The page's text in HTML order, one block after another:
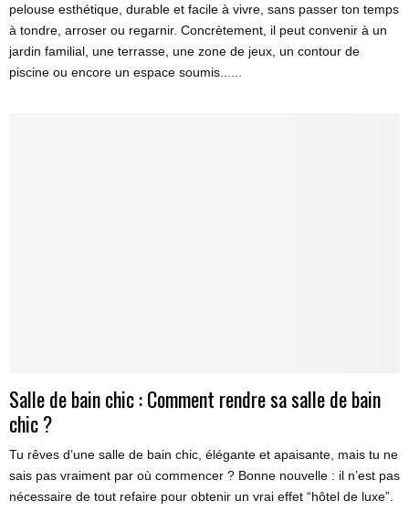
pelouse esthétique, durable et facile à vivre, sans passer ton temps
à tondre, arroser ou regarnir. Concrètement, il peut convenir à un
jardin familial, une terrasse, une zone de jeux, un contour de
piscine ou encore un espace soumis......
Salle de bain chic : Comment rendre sa salle de bain
chic ?
Tu rêves d’une salle de bain chic, élégante et apaisante, mais tu ne
sais pas vraiment par où commencer ? Bonne nouvelle : il n’est pas
nécessaire de tout refaire pour obtenir un vrai effet “hôtel de luxe”.